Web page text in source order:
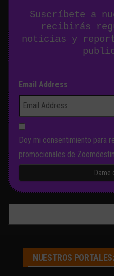
Suscríbete a
recibirás
noticias y
Email Address
Doy mi consentimiento para
promocionales de
NUESTROS PORTALES: